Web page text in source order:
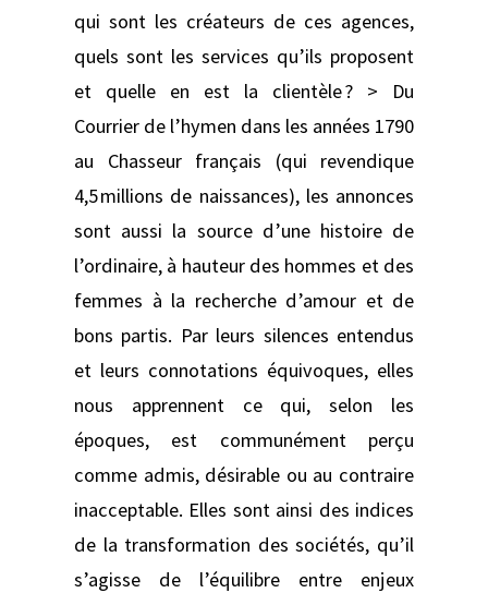
qui sont les créateurs de ces agences,
quels sont les services qu’ils proposent
et quelle en est la clientèle ? > Du
Courrier de l’hymen dans les années 1790
au Chasseur français (qui revendique
4,5 millions de naissances), les annonces
sont aussi la source d’une histoire de
l’ordinaire, à hauteur des hommes et des
femmes à la recherche d’amour et de
bons partis. Par leurs silences entendus
et leurs connotations équivoques, elles
nous apprennent ce qui, selon les
époques, est communément perçu
comme admis, désirable ou au contraire
inacceptable. Elles sont ainsi des indices
de la transformation des sociétés, qu’il
s’agisse de l’équilibre entre enjeux